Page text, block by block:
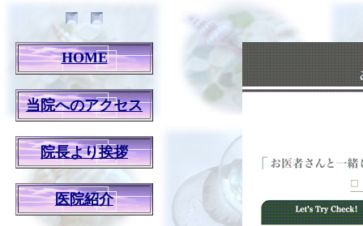
HOME
当院へのアクセス
院長より挨拶
医院紹介